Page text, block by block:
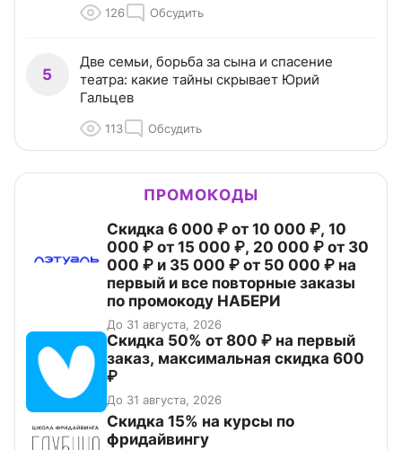
126 Обсудить
5
Две семьи, борьба за сына и спасение
театра: какие тайны скрывает Юрий
Гальцев
113 Обсудить
ПРОМОКОДЫ
Скидка 6 000 ₽ от 10 000 ₽, 10
000 ₽ от 15 000 ₽, 20 000 ₽ от 30
000 ₽ и 35 000 ₽ от 50 000 ₽ на
первый и все повторные заказы
по промокоду НАБЕРИ
До 31 августа, 2026
Скидка 50% от 800 ₽ на первый
заказ, максимальная скидка 600
₽
До 31 августа, 2026
Скидка 15% на курсы по
фридайвингу